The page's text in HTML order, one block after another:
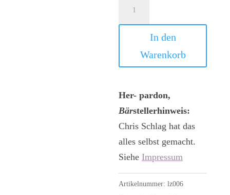
In den
Warenkorb
Her- pardon,
Bärstellerhinweis:
Chris Schlag hat das
alles selbst gemacht.
Siehe Impressum
Artikelnummer:lz006